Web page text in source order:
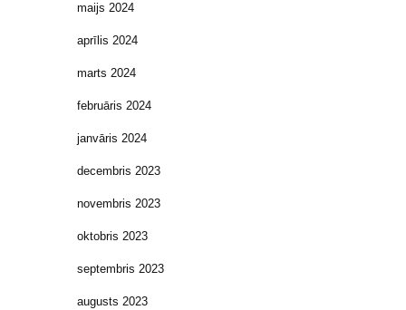
maijs 2024
aprīlis 2024
marts 2024
februāris 2024
janvāris 2024
decembris 2023
novembris 2023
oktobris 2023
septembris 2023
augusts 2023